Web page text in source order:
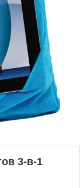
3-в-1